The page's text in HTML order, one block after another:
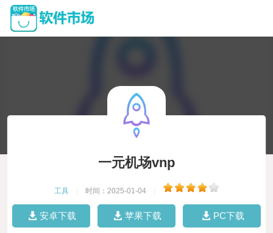
一元机场vnp
工具 时间：2025-01-04
安卓下载 苹果下载 PC下载